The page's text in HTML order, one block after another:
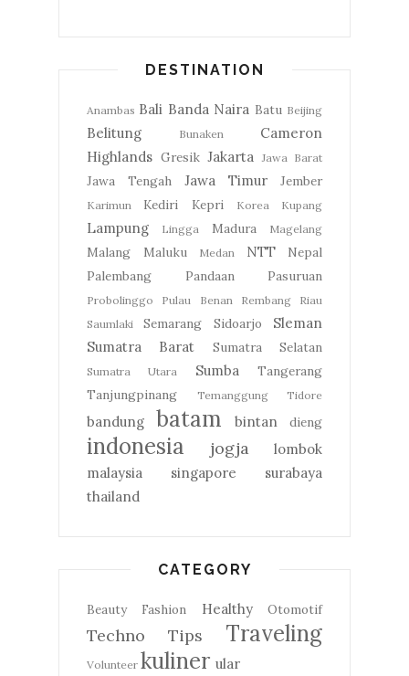
DESTINATION
Anambas Bali Banda Naira Batu Beijing
Belitung Bunaken
Cameron
Highlands Gresik Jakarta Jawa Barat
Jawa Tengah Jawa Timur Jember
Karimun Kediri Kepri Korea Kupang
Lampung Lingga Madura Magelang
Malang Maluku Medan NTT
Nepal
Palembang
Pandaan Pasuruan
Probolinggo Pulau Benan Rembang
Riau
Saumlaki
Semarang Sidoarjo
Sleman
Sumatra Barat
Sumatra Selatan
Sumatra Utara Sumba
Tangerang
Tanjungpinang
Temanggung Tidore
bandung batam bintan dieng
indonesia jogja
lombok
malaysia
singapore
surabaya
thailand
CATEGORY
Beauty Fashion Healthy Otomotif
Techno Tips Traveling
Volunteer kuliner ular